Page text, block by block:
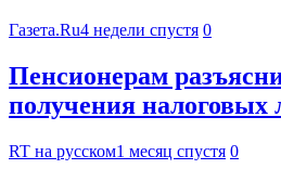
Газета.Ru4 недели спустя 0
Пенсионерам
получения налоговых
RT на русском1 месяц спустя 0